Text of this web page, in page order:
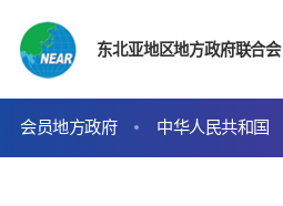
东北亚地区地方政府联合会
会员地方政府 中华人民共和国